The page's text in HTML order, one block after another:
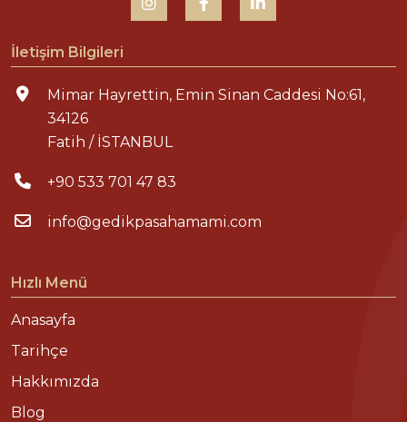
İletişim Bilgileri
Mimar Hayrettin, Emin Sinan Caddesi No:61,
34126
Fatih / İSTANBUL
+90 533 701 47 83
info@gedikpasahamami.com
Hızlı Menü
Anasayfa
Tarihçe
Hakkımızda
Blog